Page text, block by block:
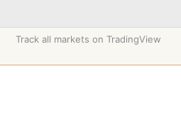
Track all markets on TradingView